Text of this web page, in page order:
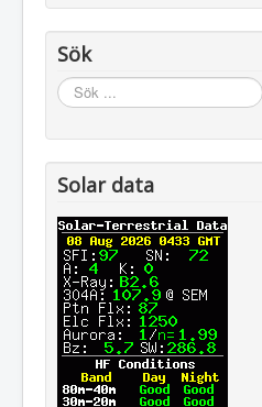
Sök
Sök
...
Solar data